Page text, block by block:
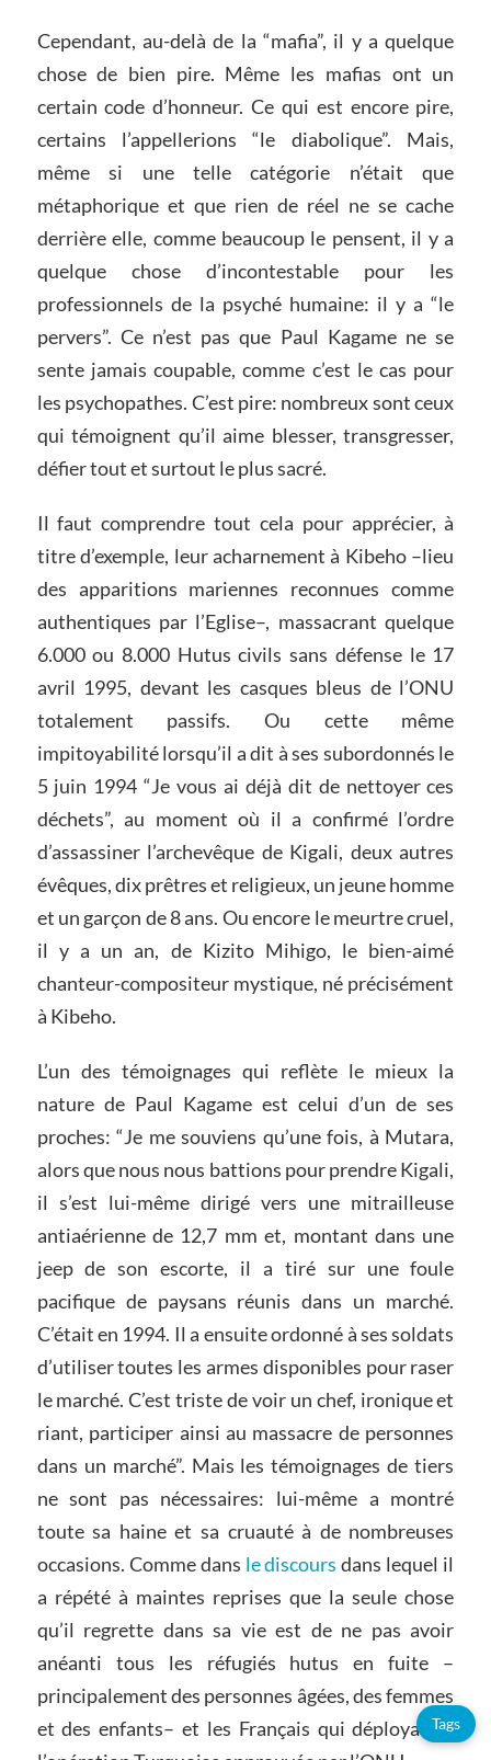
Cependant, au-delà de la “mafia”, il y a quelque
chose de bien pire. Même les mafias ont un
certain code d’honneur. Ce qui est encore pire,
certains l’appellerions “le diabolique”. Mais,
même si une telle catégorie n’était que
métaphorique et que rien de réel ne se cache
derrière elle, comme beaucoup le pensent, il y a
quelque chose d’incontestable pour les
professionnels de la psyché humaine: il y a “le
pervers”. Ce n’est pas que Paul Kagame ne se
sente jamais coupable, comme c’est le cas pour
les psychopathes. C’est pire: nombreux sont ceux
qui témoignent qu’il aime blesser, transgresser,
défier tout et surtout le plus sacré.
Il faut comprendre tout cela pour apprécier, à
titre d’exemple, leur acharnement à Kibeho –lieu
des apparitions mariennes reconnues comme
authentiques par l’Eglise–, massacrant quelque
6.000 ou 8.000 Hutus civils sans défense le 17
avril 1995, devant les casques bleus de l’ONU
totalement passifs. Ou cette même
impitoyabilité lorsqu’il a dit à ses subordonnés le
5 juin 1994 “Je vous ai déjà dit de nettoyer ces
déchets”, au moment où il a confirmé l’ordre
d’assassiner l’archevêque de Kigali, deux autres
évêques, dix prêtres et religieux, un jeune homme
et un garçon de 8 ans. Ou encore le meurtre cruel,
il y a un an, de Kizito Mihigo, le bien-aimé
chanteur-compositeur mystique, né précisément
à Kibeho.
L’un des témoignages qui reflète le mieux la
nature de Paul Kagame est celui d’un de ses
proches: “Je me souviens qu’une fois, à Mutara,
alors que nous nous battions pour prendre Kigali,
il s’est lui-même dirigé vers une mitrailleuse
antiaérienne de 12,7 mm et, montant dans une
jeep de son escorte, il a tiré sur une foule
pacifique de paysans réunis dans un marché.
C’était en 1994. Il a ensuite ordonné à ses soldats
d’utiliser toutes les armes disponibles pour raser
le marché. C’est triste de voir un chef, ironique et
riant, participer ainsi au massacre de personnes
dans un marché”. Mais les témoignages de tiers
ne sont pas nécessaires: lui-même a montré
toute sa haine et sa cruauté à de nombreuses
occasions. Comme dans le discours dans lequel il
a répété à maintes reprises que la seule chose
qu’il regrette dans sa vie est de ne pas avoir
anéanti tous les réfugiés hutus en fuite –
principalement des personnes âgées, des femmes
et des enfants– et les Français qui déployaient
Tags